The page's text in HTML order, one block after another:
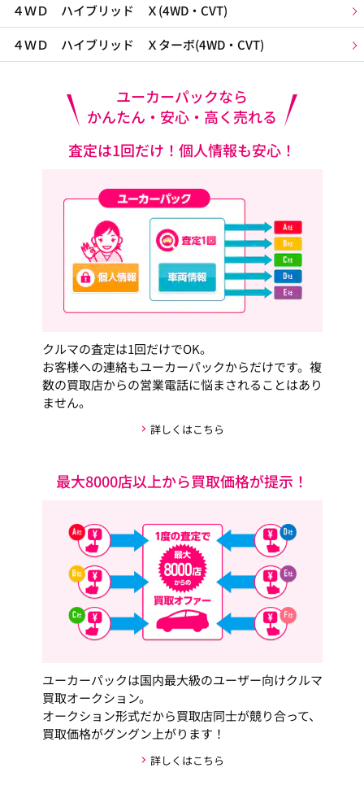
４ＷＤ ハイブリッド Ｘ(4WD・CVT)
４ＷＤ ハイブリッド Ｘターボ(4WD・CVT)
ユーカーパックなら
かんたん・安心・高く売れる
査定は1回だけ！個人情報も安心！
クルマの査定は1回だけでOK。
お客様への連絡もユーカーパックからだけです。複
数の買取店からの営業電話に悩まされることはあり
ません。
詳しくはこちら
最大8000店以上から買取価格が提示！
ユーカーパックは国内最大級のユーザー向けクルマ
買取オークション。
オークション形式だから買取店同士が競り合って、
買取価格がグングン上がります！
詳しくはこちら